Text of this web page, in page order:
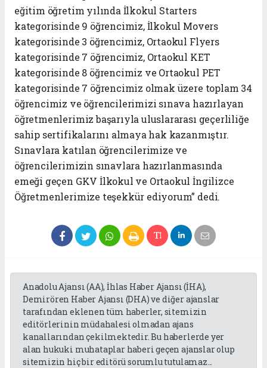
eğitim öğretim yılında İlkokul Starters
kategorisinde 9 öğrencimiz, İlkokul Movers
kategorisinde 3 öğrencimiz, Ortaokul Flyers
kategorisinde 7 öğrencimiz, Ortaokul KET
kategorisinde 8 öğrencimiz ve Ortaokul PET
kategorisinde 7 öğrencimiz olmak üzere toplam 34
öğrencimiz ve öğrencilerimizi sınava hazırlayan
öğretmenlerimiz başarıyla uluslararası geçerliliğe
sahip sertifikalarını almaya hak kazanmıştır.
Sınavlara katılan öğrencilerimize ve
öğrencilerimizin sınavlara hazırlanmasında
emeği geçen GKV İlkokul ve Ortaokul İngilizce
Öğretmenlerimize teşekkür ediyorum” dedi.
Anadolu Ajansı (AA), İhlas Haber Ajansı (İHA),
Demirören Haber Ajansı (DHA) ve diğer ajanslar
tarafından eklenen tüm haberler, sitemizin
editörlerinin müdahalesi olmadan ajans
kanallarından çekilmektedir. Bu haberlerde yer
alan hukuki muhataplar haberi geçen ajanslar olup
sitemizin hiç bir editörü sorumlu tutulamaz...